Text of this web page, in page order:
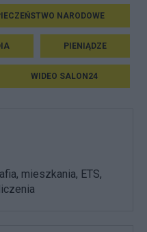
NARODOWE
PIENIĄDZE
WIDEO SALON24
mieszkania, ETS,